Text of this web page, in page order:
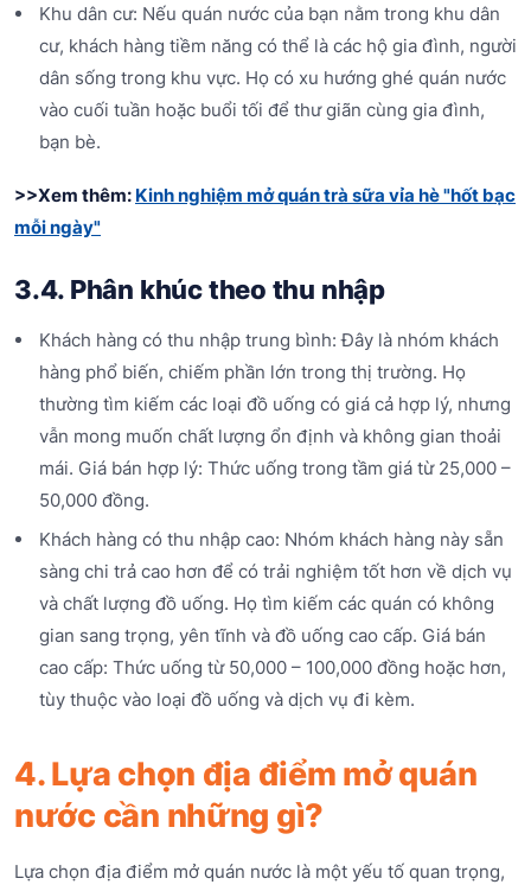
Khu dân cư: Nếu quán nước của bạn nằm trong khu dân
cư, khách hàng tiềm năng có thể là các hộ gia đình, người
dân sống trong khu vực. Họ có xu hướng ghé quán nước
vào cuối tuần hoặc buổi tối để thư giãn cùng gia đình,
bạn bè.
>>Xem thêm: Kinh nghiệm mở quán trà sữa vỉa hè "hốt bạc
mỗi ngày"
3.4. Phân khúc theo thu nhập
Khách hàng có thu nhập trung bình: Đây là nhóm khách
hàng phổ biến, chiếm phần lớn trong thị trường. Họ
thường tìm kiếm các loại đồ uống có giá cả hợp lý, nhưng
vẫn mong muốn chất lượng ổn định và không gian thoải
mái. Giá bán hợp lý: Thức uống trong tầm giá từ 25,000 –
50,000 đồng.
Khách hàng có thu nhập cao: Nhóm khách hàng này sẵn
sàng chi trả cao hơn để có trải nghiệm tốt hơn về dịch vụ
và chất lượng đồ uống. Họ tìm kiếm các quán có không
gian sang trọng, yên tĩnh và đồ uống cao cấp. Giá bán
cao cấp: Thức uống từ 50,000 – 100,000 đồng hoặc hơn,
tùy thuộc vào loại đồ uống và dịch vụ đi kèm.
4. Lựa chọn địa điểm mở quán
nước cần những gì?
Lựa chọn địa điểm mở quán nước là một yếu tố quan trọng,